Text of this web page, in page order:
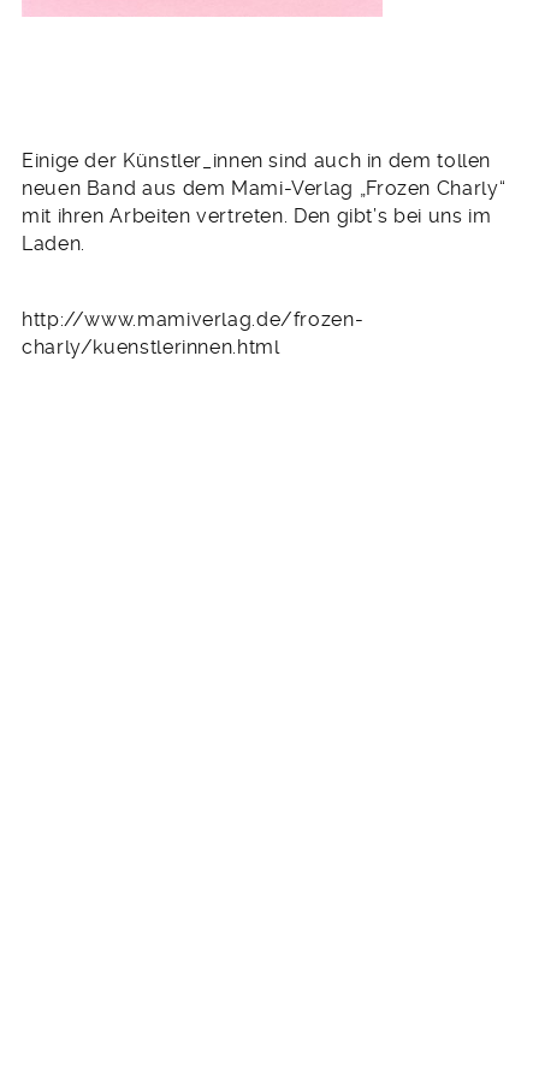
Einige der Künstler_innen sind auch in dem tollen
neuen Band aus dem Mami-Verlag „Frozen Charly“
mit ihren Arbeiten vertreten. Den gibt’s bei uns im
Laden.
http://www.mamiverlag.de/frozen-
charly/kuenstlerinnen.html